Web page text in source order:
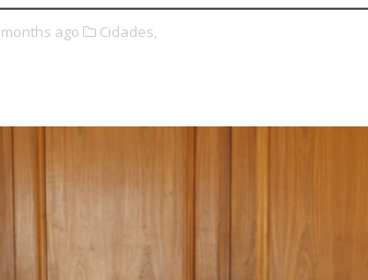
months ago Cidades,